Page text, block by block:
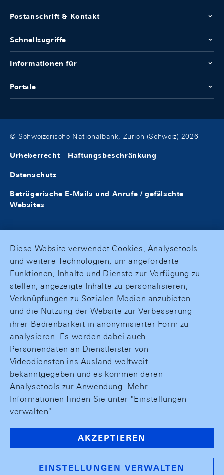
Postanschrift & Kontakt
Schnellzugriffe
Informationen für
Portale
© Schweizerische Nationalbank, Zürich (Schweiz) 2026
Urheberrecht Haftungsbeschränkung
Datenschutz
Betrügerische E-Mails und Anrufe / gefälschte
Websites
Diese Website verwendet Cookies, Analysetools
und weitere Technologien, um angeforderte
Funktionen, Inhalte und Dienste zur Verfügung zu
stellen, angezeigte Inhalte zu personalisieren,
Verknüpfungen zu Sozialen Medien anzubieten
und die Nutzung der Website zur Verbesserung
ihrer Bedienbarkeit in anonymisierter Form zu
analysieren. Es werden dabei auch
Personendaten an Dienstleister von
Videodiensten ins Ausland weltweit
bekanntgegeben und es kommen deren
Analysetools zur Anwendung. Mehr
Informationen finden Sie unter "Einstellungen
verwalten".
AKZEPTIEREN
EINSTELLUNGEN VERWALTEN